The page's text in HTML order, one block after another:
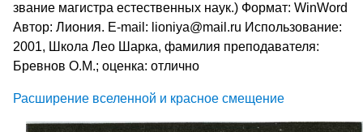
звание магистра естественных наук.) Формат: WinWord
Автор: Лиония. E-mail: lioniya@mail.ru Использование:
2001, Школа Лео Шарка, фамилия преподавателя:
Бревнов О.М.; оценка: отлично
Расширение вселенной и красное смещение